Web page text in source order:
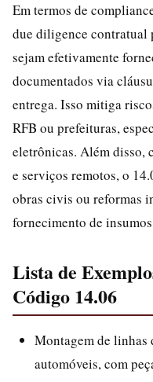
Em termos de
due diligence contratual
sejam efetivamente
documentados via
entrega. Isso mitiga
RFB ou prefeituras,
eletrônicas. Além disso,
e serviços remotos, o
obras civis ou reformas
fornecimento de
Lista de
Código 14.06
Montagem de linhas
automóveis, com